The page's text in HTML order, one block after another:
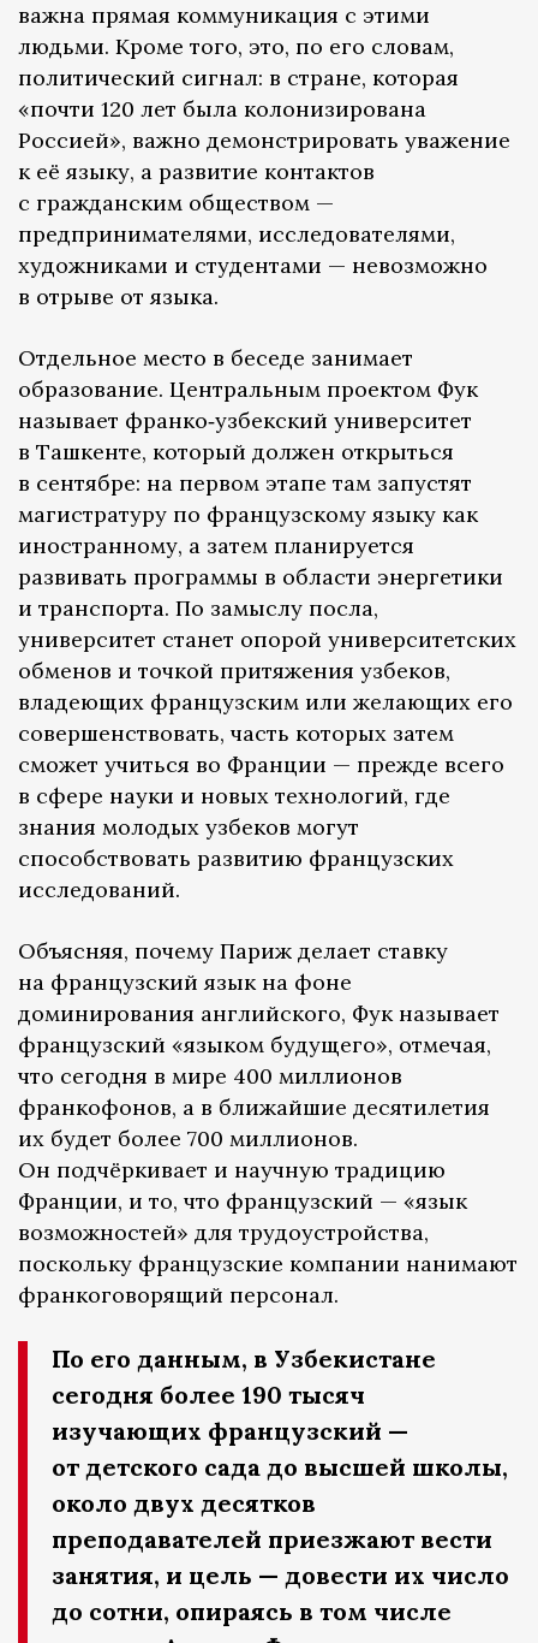
важна прямая коммуникация с этими
людьми. Кроме того, это, по его словам,
политический сигнал: в стране, которая
«почти 120 лет была колонизирована
Россией», важно демонстрировать уважение
к её языку, а развитие контактов
с гражданским обществом —
предпринимателями, исследователями,
художниками и студентами — невозможно
в отрыве от языка.
Отдельное место в беседе занимает
образование. Центральным проектом Фук
называет франко‑узбекский университет
в Ташкенте, который должен открыться
в сентябре: на первом этапе там запустят
магистратуру по французскому языку как
иностранному, а затем планируется
развивать программы в области энергетики
и транспорта. По замыслу посла,
университет станет опорой университетских
обменов и точкой притяжения узбеков,
владеющих французским или желающих его
совершенствовать, часть которых затем
сможет учиться во Франции — прежде всего
в сфере науки и новых технологий, где
знания молодых узбеков могут
способствовать развитию французских
исследований.
Объясняя, почему Париж делает ставку
на французский язык на фоне
доминирования английского, Фук называет
французский «языком будущего», отмечая,
что сегодня в мире 400 миллионов
франкофонов, а в ближайшие десятилетия
их будет более 700 миллионов.
Он подчёркивает и научную традицию
Франции, и то, что французский — «язык
возможностей» для трудоустройства,
поскольку французские компании нанимают
франкоговорящий персонал.
По его данным, в Узбекистане
сегодня более 190 тысяч
изучающих французский —
от детского сада до высшей школы,
около двух десятков
преподавателей приезжают вести
занятия, и цель — довести их число
до сотни, опираясь в том числе